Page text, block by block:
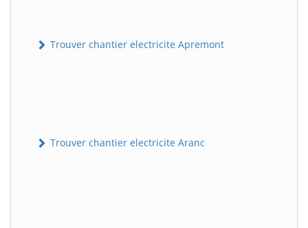
Trouver chantier electricite Apremont
Trouver chantier electricite Aranc